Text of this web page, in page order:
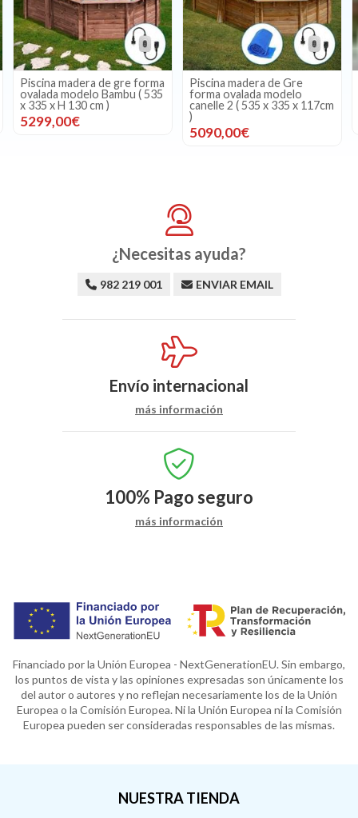
Piscina madera de gre forma
ovalada modelo Bambu ( 535
x 335 x H 130 cm )
5299,00€
Piscina madera de Gre
forma ovalada modelo
canelle 2 ( 535 x 335 x 117cm
)
5090,00€
¿Necesitas ayuda?
982 219 001 ENVIAR EMAIL
Envío internacional
más información
100% Pago seguro
más información
Financiado por la Unión Europea - NextGenerationEU. Sin embargo,
los puntos de vista y las opiniones expresadas son únicamente los
del autor o autores y no reflejan necesariamente los de la Unión
Europea o la Comisión Europea. Ni la Unión Europea ni la Comisión
Europea pueden ser consideradas responsables de las mismas.
NUESTRA TIENDA